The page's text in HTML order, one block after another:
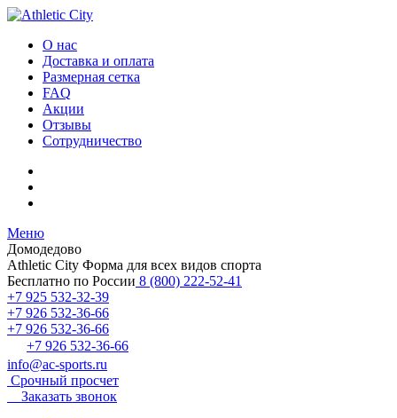
О нас
Доставка и оплата
Размерная сетка
FAQ
Акции
Отзывы
Сотрудничество
Меню
Домодедово
Athletic City Форма для всех видов спорта
Бесплатно по России 8 (800) 222-52-41
+7 925 532-32-39
+7 926 532-36-66
+7 926 532-36-66
+7 926 532-36-66
info@ac-sports.ru
Срочный просчет
Заказать звонок